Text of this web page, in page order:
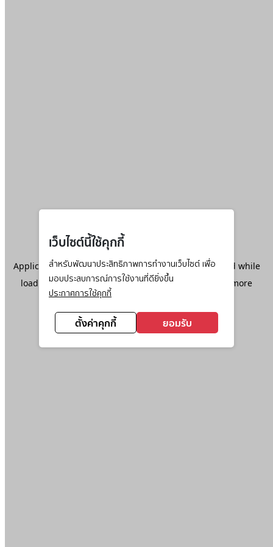
เว็บไซต์นี้ใช้คุกกี้
สำหรับพัฒนาประสิทธิภาพการทำงานเว็บไซต์ เพื่อ
มอบประสบการณ์การใช้งานที่ดียิ่งขึ้น
ประกาศการใช้คุกกี้
ตั้งค่าคุกกี้ ยอมรับ
Application error: aclient-side exception has occurred while
loadingwww.ktc.co.th(see the browser console
for more
information).